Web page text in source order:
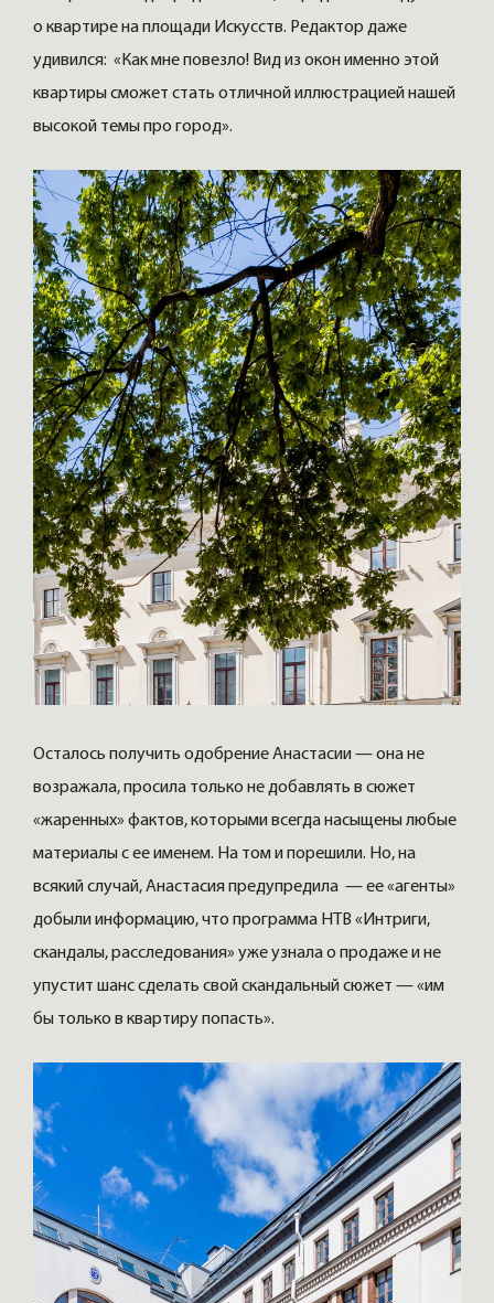
о квартире на площади Искусств. Редактор даже
удивился: «Как мне повезло! Вид из окон именно этой
квартиры сможет стать отличной иллюстрацией нашей
высокой темы про город».
Осталось получить одобрение Анастасии — она не
возражала, просила только не добавлять в сюжет
«жаренных» фактов, которыми всегда насыщены любые
материалы с ее именем. На том и порешили. Но, на
всякий случай, Анастасия предупредила — ее «агенты»
добыли информацию, что программа НТВ «Интриги,
скандалы, расследования» уже узнала о продаже и не
упустит шанс сделать свой скандальный сюжет — «им
бы только в квартиру попасть».